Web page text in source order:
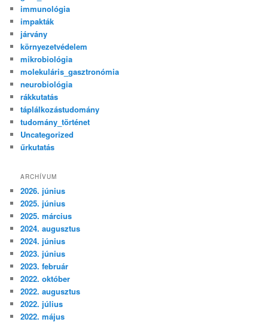
immunológia
impakták
járvány
környezetvédelem
mikrobiológia
molekuláris_gasztronómia
neurobiológia
rákkutatás
táplálkozástudomány
tudomány_történet
Uncategorized
űrkutatás
ARCHÍVUM
2026. június
2025. június
2025. március
2024. augusztus
2024. június
2023. június
2023. február
2022. október
2022. augusztus
2022. július
2022. május